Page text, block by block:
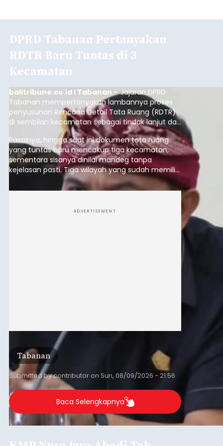
DPRD Tabanan Pertanyakan
RDTR Baru Tuntas di 3
Kecamatan
balitribune.co.id I Tabanan -Jajaran DPRD
Tabanan mempertanyakan lambannya proses
penyusunan Rencana Detail Tata Ruang (RDTR)
di sembilan kecamatan sebagai tindak lanjut dari
pelaksanaan RTRW.
Pasalnya, hingga saat ini dokumen tata ruang
yang tuntas baru mencakup tiga kecamatan,
sementara sisanya dinilai mandeg tanpa
kejelasan pasti. Tiga wilayah yang sudah memiliki
RDTR tersebut meliputi Kecamatan Kediri,
Tabanan, dan Selemadeg Barat.
ADVERTISEMENT
Tabanan
Submitted bycontributoron Sun, 08/09/2026 - 21:56
Baca Selengkapnya